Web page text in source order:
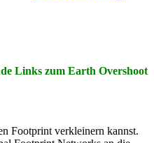
Links zum Earth Overshoot
Footprint verkleinern kannst.